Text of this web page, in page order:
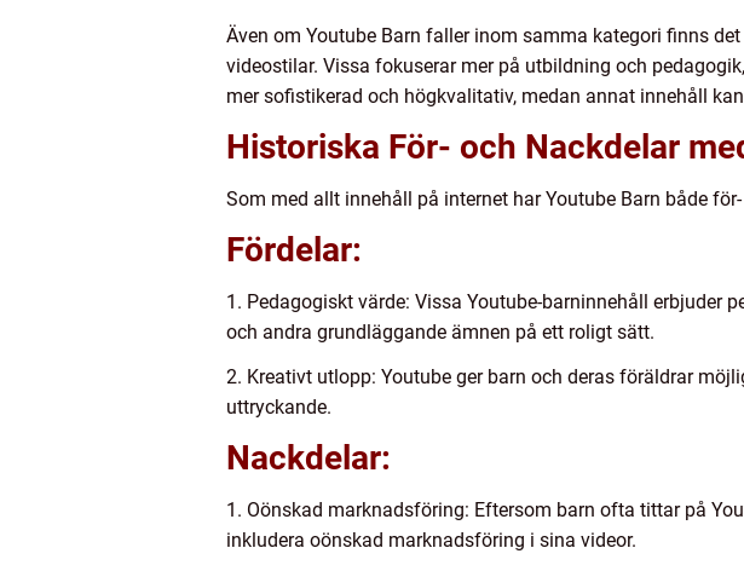
Även om Youtube Barn faller inom samma kategori finns
videostilar. Vissa fokuserar mer på utbildning och
mer sofistikerad och högkvalitativ, medan annat innehåll
Historiska För- och Nackdelar
Som med allt innehåll på internet har Youtube Barn både
Fördelar:
1. Pedagogiskt värde: Vissa Youtube-barninnehåll erbjuder
och andra grundläggande ämnen på ett roligt sätt.
2. Kreativt utlopp: Youtube ger barn och deras föräldrar
uttryckande.
Nackdelar:
1. Oönskad marknadsföring: Eftersom barn ofta tittar på
inkludera oönskad marknadsföring i sina videor.